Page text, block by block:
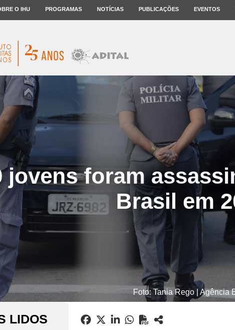
O IHU PROGRAMAS NOTÍCIAS PUBLICAÇÕES EVENTOS
jovens foram
Brasil em
Foto: Tania Rego | Agência
LIDOS